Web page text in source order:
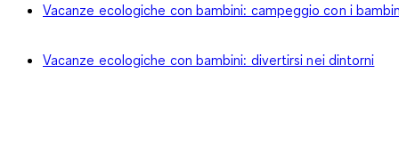
Vacanze ecologiche con bambini: campeggio con i
Vacanze ecologiche con bambini: divertirsi nei dintorni